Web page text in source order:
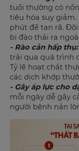
tuổi thường có
tiêu hóa suy
phút để tan rã.
bị đào thải ra
- Rào cản hấp thụ:
trải qua quá trình
Tỷ lệ hoạt chất
các dịch khớp
- Gây áp lực cho
mỗi ngày dễ gây
người bệnh nản